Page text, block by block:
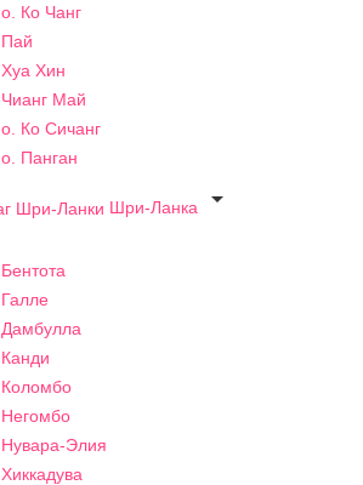
о. Ко Чанг
Пай
Хуа Хин
Чианг Май
о. Ко Сичанг
о. Панган
Шри-Ланка

Бентота
Галле
Дамбулла
Канди
Коломбо
Негомбо
Нувара-Элия
Хиккадува